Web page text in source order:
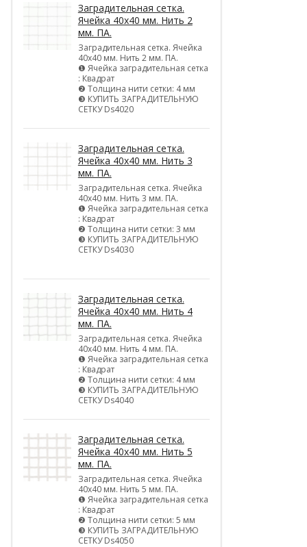
Заградительная сетка.
Ячейка 40х40 мм. Нить 2
мм. ПА.
Заградительная сетка. Ячейка
40х40 мм. Нить 2 мм. ПА.
❶ Ячейка заградительная сетка
: Квадрат
❷ Толщина нити сетки: 4 мм
❸ КУПИТЬ ЗАГРАДИТЕЛЬНУЮ
СЕТКУ Ds4020
Заградительная сетка.
Ячейка 40х40 мм. Нить 3
мм. ПА.
Заградительная сетка. Ячейка
40х40 мм. Нить 3 мм. ПА.
❶ Ячейка заградительная сетка
: Квадрат
❷ Толщина нити сетки: 3 мм
❸ КУПИТЬ ЗАГРАДИТЕЛЬНУЮ
СЕТКУ Ds4030
Заградительная сетка.
Ячейка 40х40 мм. Нить 4
мм. ПА.
Заградительная сетка. Ячейка
40х40 мм. Нить 4 мм. ПА.
❶ Ячейка заградительная сетка
: Квадрат
❷ Толщина нити сетки: 4 мм
❸ КУПИТЬ ЗАГРАДИТЕЛЬНУЮ
СЕТКУ Ds4040
Заградительная сетка.
Ячейка 40х40 мм. Нить 5
мм. ПА.
Заградительная сетка. Ячейка
40х40 мм. Нить 5 мм. ПА.
❶ Ячейка заградительная сетка
: Квадрат
❷ Толщина нити сетки: 5 мм
❸ КУПИТЬ ЗАГРАДИТЕЛЬНУЮ
СЕТКУ Ds4050